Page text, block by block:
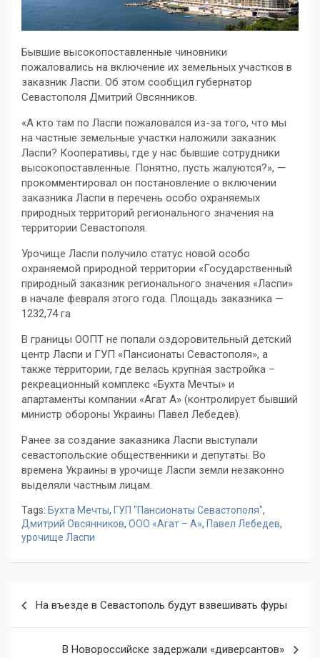
Бывшие высокопоставленные чиновники
пожаловались на включение их земельных участков в
заказник Ласпи. Об этом сообщил губернатор
Севастополя Дмитрий Овсянников.
«А кто там по Ласпи пожаловался из-за того, что мы
на частные земельные участки наложили заказник
Ласпи? Кооперативы, где у нас бывшие сотрудники
высокопоставленные. Понятно, пусть жалуются?», —
прокомментировал он постановление о включении
заказника Ласпи в перечень особо охраняемых
природных территорий регионального значения на
территории Севастополя.
Урочище Ласпи получило статус новой особо
охраняемой природной территории «Государственный
природный заказник регионального значения «Ласпи»
в начале февраля этого года. Площадь заказника —
1232,74 га
В границы ООПТ не попали оздоровительный детский
центр Ласпи и ГУП «Пансионаты Севастополя», а
также территории, где велась крупная застройка –
рекреационный комплекс «Бухта Мечты» и
апартаменты компании «Агат А» (контролирует бывший
министр обороны Украины Павел Лебедев).
Ранее за создание заказника Ласпи выступали
севастопольские общественники и депутаты. Во
времена Украины в урочище Ласпи земли незаконно
выделяли частным лицам.
Tags: Бухта Мечты, ГУП "Пансионаты Севастополя",
Дмитрий Овсянников, ООО «Агат – А», Павел Лебедев,
урочище Ласпи
записям
На въезде в Севастополь будут взвешивать фуры
В Новороссийске задержали «диверсантов»